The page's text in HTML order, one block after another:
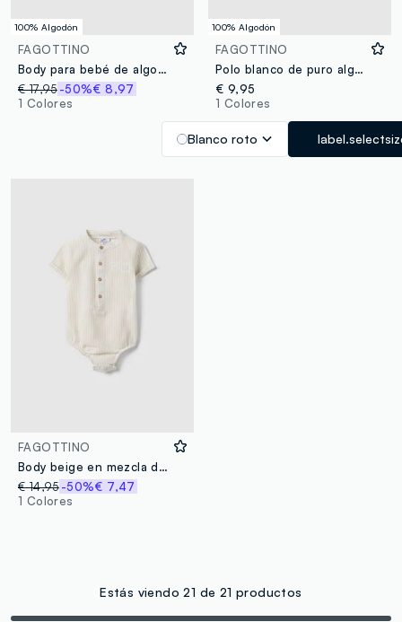
100% Algodón
FAGOTTINO
Body para bebé de algodón azul con rayas, ajuste regular
€ 17,95-50%€ 8,97
1 Colores
100% Algodón
FAGOTTINO
Polo blanco de puro algodón para recién nacidos, ajuste regular con bordados
€ 9,95
1 Colores
Blanco roto
FAGOTTINO
Body beige en mezcla de lino y algodón
€ 14,95-50%€ 7,47
1 Colores
Estás viendo 21 de 21 productos